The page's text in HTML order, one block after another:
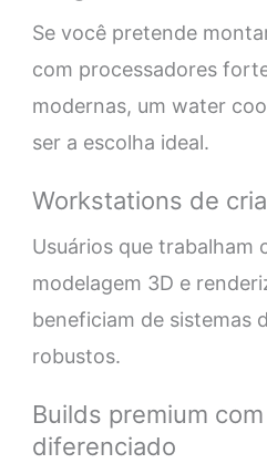
Se você pretende
com processadores
modernas, um water
ser a escolha ideal.
Workstations de
Usuários que trabalham
modelagem 3D e
beneficiam de sistemas
robustos.
Builds premium
diferenciado